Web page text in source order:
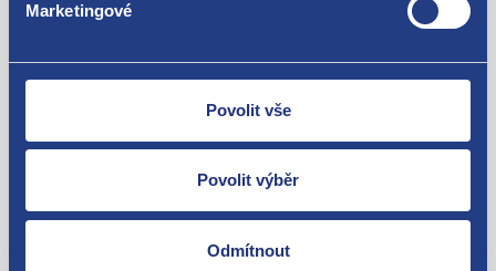
Marketingové
Povolit vše
Povolit výběr
Odmítnout
Zboží můžete vrátit do 60 dnů od
zakoupení. Nebo vám pošleme náhradu.